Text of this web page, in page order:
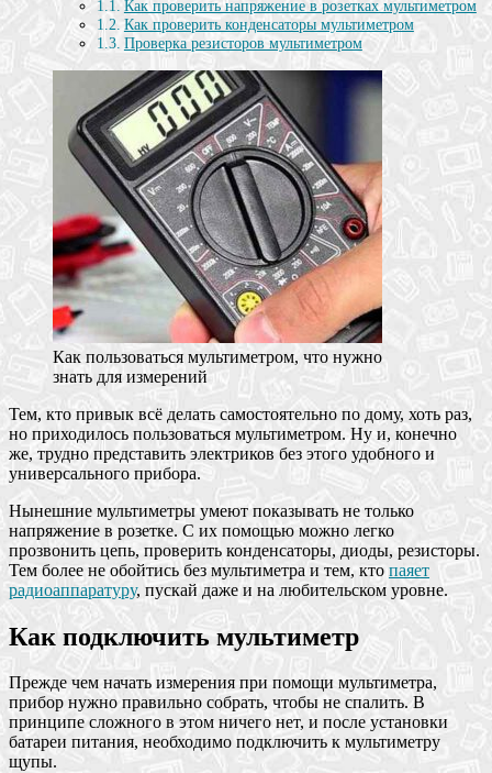
Как проверить напряжение в розетках мультиметром
Как проверить конденсаторы мультиметром
Проверка резисторов мультиметром
Как пользоваться мультиметром, что нужно
знать для измерений
Тем, кто привык всё делать самостоятельно по дому, хоть раз,
но приходилось пользоваться мультиметром. Ну и, конечно
же, трудно представить электриков без этого удобного и
универсального прибора.
Нынешние мультиметры умеют показывать не только
напряжение в розетке. С их помощью можно легко
прозвонить цепь, проверить конденсаторы, диоды, резисторы.
Тем более не обойтись без мультиметра и тем, ктопаяет
радиоаппаратуру, пускай даже и на любительском уровне.
Как подключить мультиметр
Прежде чем начать измерения при помощи мультиметра,
прибор нужно правильно собрать, чтобы не спалить. В
принципе сложного в этом ничего нет, и после установки
батареи питания, необходимо подключить к мультиметру
щупы.